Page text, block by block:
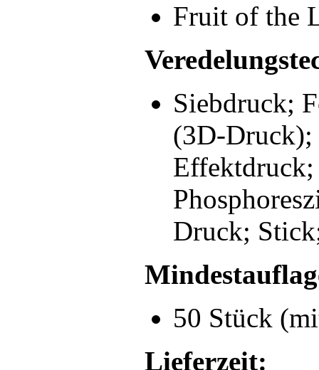
Fruit of the
Siebdruck;
(3D-
Druck;
50 Stück
Lieferzeit: